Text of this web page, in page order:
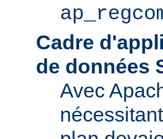
Cadre
de données
Avec